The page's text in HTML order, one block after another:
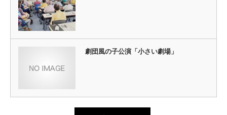
劇団風の子公演「小さい劇場」